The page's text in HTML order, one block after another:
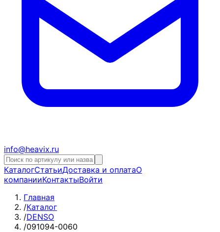
info@heavix.ru
КаталогСтатьиДоставка и оплатаО
компанииКонтактыВойти
Главная
/Каталог
/DENSO
/091094-0060